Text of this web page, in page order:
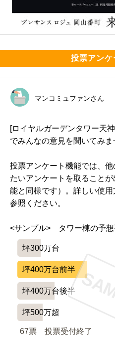
投票アン
マンコミュファンさん
[ロイヤルガーデンタワー天
でみんなの意見を聞いてみま
投票アンケート機能では、
たいアンケートを取ること
能と同様です）。詳しい使用
参照ください。
<サンプル>　タワー棟の予
坪300万台
坪400万台前半
坪400万台後半
坪500万超
67票 投票受付終了